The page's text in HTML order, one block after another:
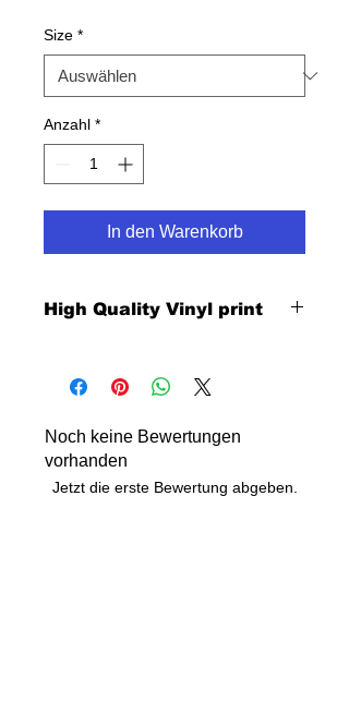
Size *
Anzahl *
In den Warenkorb
High Quality Vinyl print
Noch keine Bewertungen
vorhanden
Jetzt die erste Bewertung abgeben.